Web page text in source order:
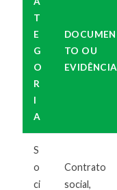
T
E
G
O
R
I
A
DOCUMEN
TO OU
EVIDÊNCIA
S
o
ci
Contrato
social,